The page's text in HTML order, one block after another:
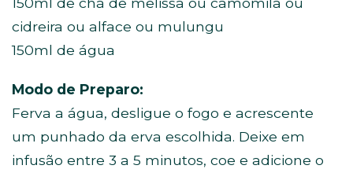
cidreira ou alface ou mulungu
150ml de água
Modo de Preparo:
Ferva a água, desligue o fogo e acrescente
um punhado da erva escolhida. Deixe em
infusão entre 3 a 5 minutos, coe e adicione o